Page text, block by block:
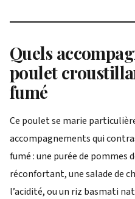
Quels
poulet
fumé
Ce poulet se marie
accompagnements qui
fumé : une purée de pommes
réconfortant, une salade de
l’acidité, ou un riz basmati